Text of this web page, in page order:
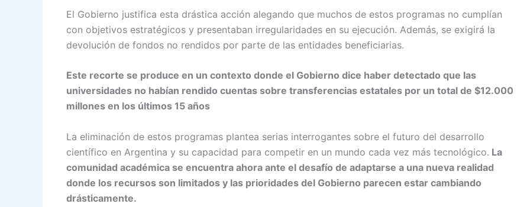
El Gobierno justifica esta drástica acción alegando que muchos de estos programas no cumplían
con objetivos estratégicos y presentaban irregularidades en su ejecución. Además, se exigirá la
devolución de fondos no rendidos por parte de las entidades beneficiarias.
Este recorte se produce en un contexto donde el Gobierno dice haber detectado que las
universidades no habían rendido cuentas sobre transferencias estatales por un total de $12.000
millones en los últimos 15 años
La eliminación de estos programas plantea serias interrogantes sobre el futuro del desarrollo
científico en Argentina y su capacidad para competir en un mundo cada vez más tecnológico. La
comunidad académica se encuentra ahora ante el desafío de adaptarse a una nueva realidad
donde los recursos son limitados y las prioridades del Gobierno parecen estar cambiando
drásticamente.